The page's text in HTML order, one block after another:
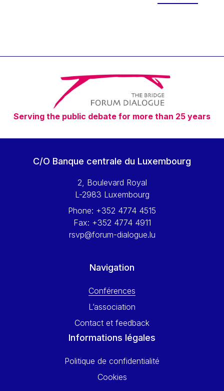
Timothy Radcliffe
Vaclav Klaus
Vassilios Skouris
Vítor Manuel da Silva Caldeira
Viviane Reding
Walter Hagg
Wolfgang Ketterle
Yossi Beillin
Yves FRANCHET
Serving the public debate for more than 25 years
C/O Banque centrale du Luxembourg
2, Boulevard Royal
L-2983 Luxembourg
Phone: +352 4774 4515
Fax: +352 4774 4911
rsvp@forum-dialogue.lu
Navigation
Conférences
L’association
Contact et feedback
Informations légales
Politique de confidentialité
Cookies